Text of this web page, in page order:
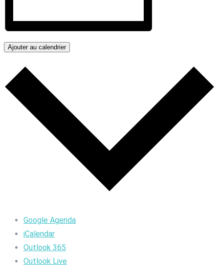
Ajouter au calendrier
Google Agenda
iCalendar
Outlook 365
Outlook Live